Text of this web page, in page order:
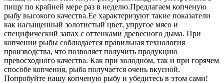
пищу по крайней мере раз в неделю.Предлагаем копченую
рыбу высокого качества.Ее характеризуют такие показатели
как насыщенный золотистый цвет, упругое мясо и
специфический запах с оттенками древесного дыма. При
копчении рыбы соблюдается правильная технология
производства, что позволяет получить продукцию
превосходного качества. Как при холодном, так и при горячем
способе копчения, рыба получается очень вкусной.
Попробуйте нашу копченую рыбу и убедитесь в этом сами!